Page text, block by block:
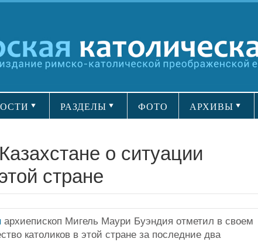
РАЗДЕЛЫ ФОТО АРХИВЫ
о ситуации
стране
архиепископ Мигель Маури Буэндия отметил в своем
католиков в этой стране за последние два